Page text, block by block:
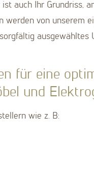
auch Ihr Grundriss,
werden von unserem
ausgewähltes
für eine
und
wie z. B: